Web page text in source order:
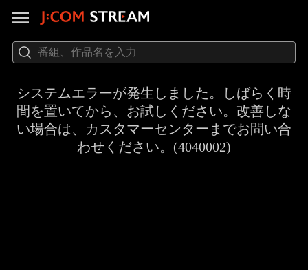
システムエラーが発生しました。しばらく時
間を置いてから、お試しください。改善しな
い場合は、カスタマーセンターまでお問い合
わせください。(4040002)